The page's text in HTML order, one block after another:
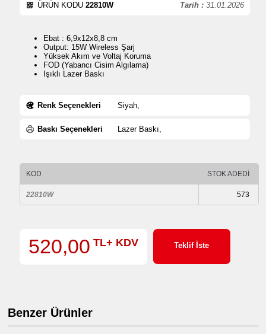
Tarih : 31.01.2026
ÜRÜN KODU 22810W
Ebat : 6,9x12x8,8 cm
Output: 15W Wireless Şarj
Yüksek Akım ve Voltaj Koruma
FOD (Yabancı Cisim Algılama)
Işıklı Lazer Baskı
Renk Seçenekleri Siyah,
Baskı Seçenekleri Lazer Baskı,
KOD STOK ADEDİ
22810W 573
520,00 TL+ KDV Teklif İste
Benzer Ürünler